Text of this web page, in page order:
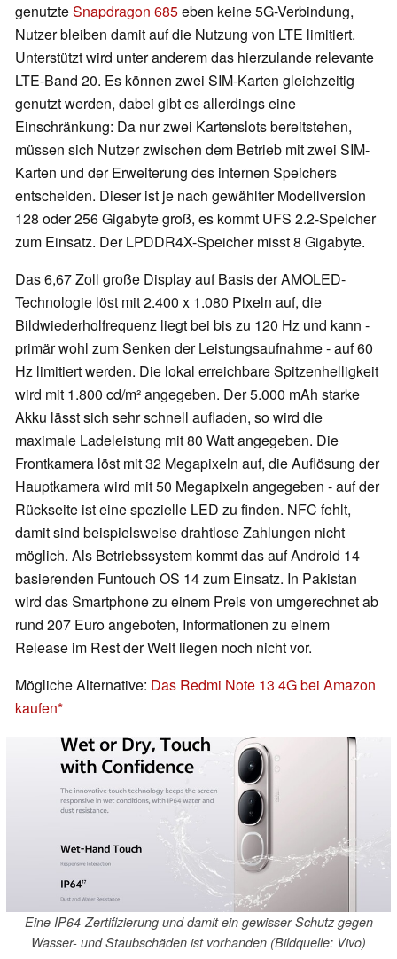
genutzteSnapdragon 685eben keine 5G-Verbindung,
Nutzer bleiben damit auf die Nutzung von LTE limitiert.
Unterstützt wird unter anderem das hierzulande relevante
LTE-Band 20. Es können zwei SIM-Karten gleichzeitig
genutzt werden, dabei gibt es allerdings eine
Einschränkung: Da nur zwei Kartenslots bereitstehen,
müssen sich Nutzer zwischen dem Betrieb mit zwei SIM-
Karten und der Erweiterung des internen Speichers
entscheiden. Dieser ist je nach gewählter Modellversion
128 oder 256 Gigabyte groß, es kommt UFS 2.2-Speicher
zum Einsatz. Der LPDDR4X-Speicher misst 8 Gigabyte.
Das 6,67 Zoll große Display auf Basis der AMOLED-
Technologie löst mit 2.400 x 1.080 Pixeln auf, die
Bildwiederholfrequenz liegt bei bis zu 120 Hz und kann -
primär wohl zum Senken der Leistungsaufnahme - auf 60
Hz limitiert werden. Die lokal erreichbare Spitzenhelligkeit
wird mit 1.800 cd/m² angegeben. Der 5.000 mAh starke
Akku lässt sich sehr schnell aufladen, so wird die
maximale Ladeleistung mit 80 Watt angegeben. Die
Frontkamera löst mit 32 Megapixeln auf, die Auflösung der
Hauptkamera wird mit 50 Megapixeln angegeben - auf der
Rückseite ist eine spezielle LED zu finden. NFC fehlt,
damit sind beispielsweise drahtlose Zahlungen nicht
möglich. Als Betriebssystem kommt das auf Android 14
basierenden Funtouch OS 14 zum Einsatz. In Pakistan
wird das Smartphone zu einem Preis von umgerechnet ab
rund 207 Euro angeboten, Informationen zu einem
Release im Rest der Welt liegen noch nicht vor.
Mögliche Alternative: Das Redmi Note 13 4G bei Amazon
kaufen
Eine IP64-Zertifizierung und damit ein gewisser Schutz gegen
Wasser- und Staubschäden ist vorhanden (Bildquelle: Vivo)